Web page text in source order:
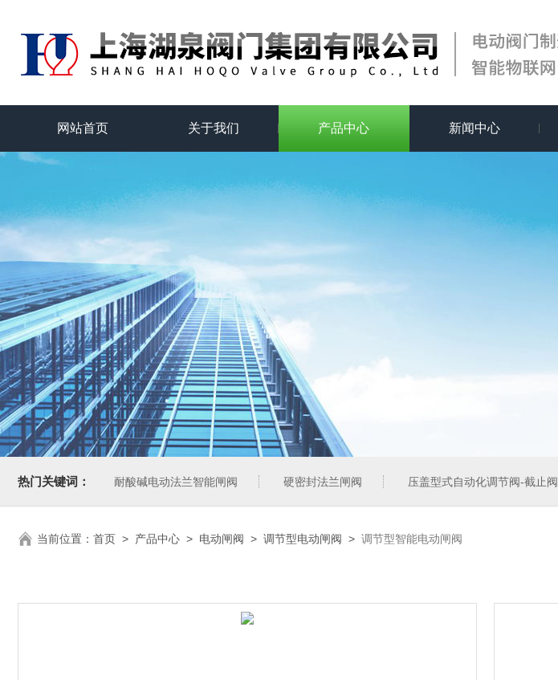
网站首页 关于我们 产品中心 新闻中心
热门关键词： 耐酸碱电动法兰智能闸阀 硬密封法兰闸阀 压盖型式自动化调节阀-截止阀
当前位置： 首页 > 产品中心 > 电动闸阀 > 调节型电动闸阀 > 调节型智能电动闸阀